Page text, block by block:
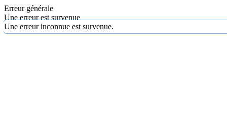
Erreur générale
Une erreur est survenue
Une erreur inconnue est survenue.